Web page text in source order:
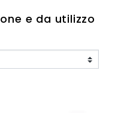
e da utilizzo